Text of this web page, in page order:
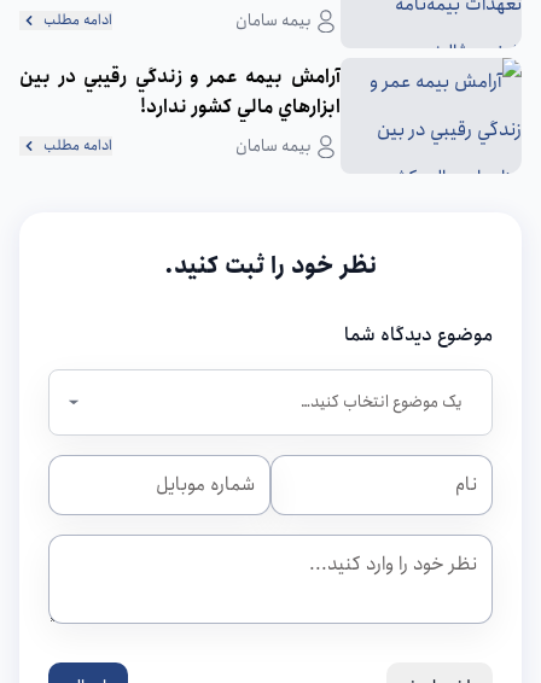
بیمه سامان ادامه مطلب
آرامش بيمه عمر و زندگي رقيبي در بين
ابزارهاي مالي كشور ندارد!
بیمه سامان ادامه مطلب
نظر خود را ثبت کنید.
موضوع دیدگاه شما